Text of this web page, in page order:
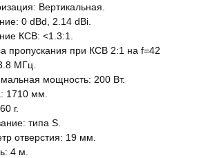
Вертикальная.
0 dBd, 2.14 dBi.
КСВ: <1.3:1.
пропускания при КСВ 2:1 на f=42
МГц.
мощность: 200 Вт.
1710 мм.
г.
типа S.
отверстия: 19 мм.
4 м.